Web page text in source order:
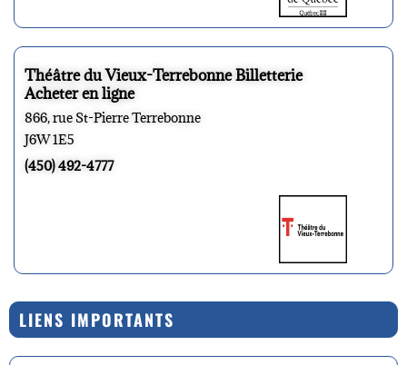
Théâtre du Vieux-Terrebonne Billetterie
Acheter en ligne
866, rue St-Pierre Terrebonne
J6W 1E5
(450) 492-4777
LIENS IMPORTANTS